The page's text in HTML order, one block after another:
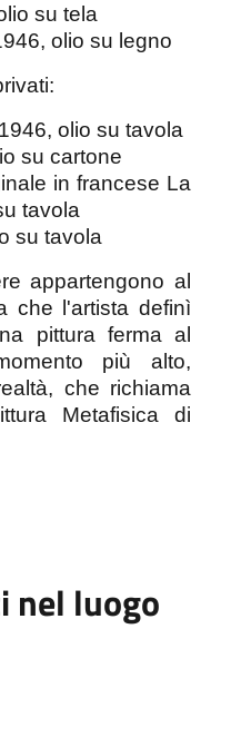
su tela
olio su legno
olio su tavola
su cartone
in francese La
tavola
su tavola
appartengono al
che l'artista definì
pittura ferma al
più alto,
che richiama
Metafisica di
nel luogo